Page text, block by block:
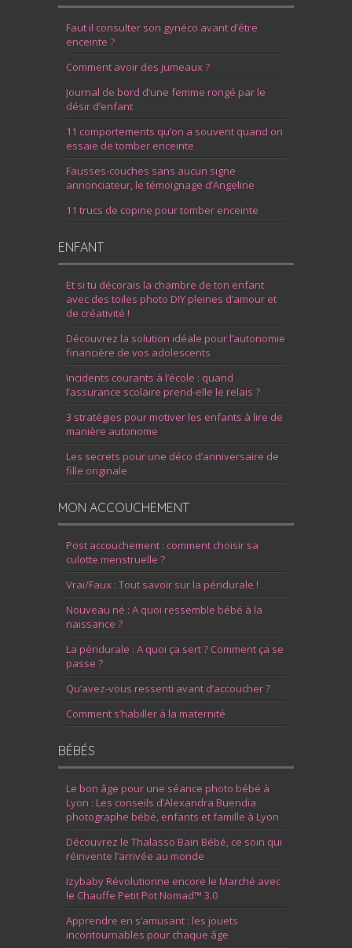
Faut il consulter son gynéco avant d’être
enceinte ?
Comment avoir des jumeaux ?
Journal de bord d’une femme rongé par le
désir d’enfant
11 comportements qu’on a souvent quand on
essaie de tomber enceinte
Fausses-couches sans aucun signe
annonciateur, le témoignage d’Angeline
11 trucs de copine pour tomber enceinte
ENFANT
Et si tu décorais la chambre de ton enfant
avec des toiles photo DIY pleines d’amour et
de créativité !
Découvrez la solution idéale pour l’autonomie
financière de vos adolescents
Incidents courants à l’école : quand
l’assurance scolaire prend-elle le relais ?
3 stratégies pour motiver les enfants à lire de
manière autonome
Les secrets pour une déco d’anniversaire de
fille originale
MON ACCOUCHEMENT
Post accouchement : comment choisir sa
culotte menstruelle ?
Vrai/Faux : Tout savoir sur la péridurale !
Nouveau né : A quoi ressemble bébé à la
naissance ?
La péridurale : A quoi ça sert ? Comment ça se
passe ?
Qu’avez-vous ressenti avant d’accoucher ?
Comment s’habiller à la maternité
BÉBÉS
Le bon âge pour une séance photo bébé à
Lyon : Les conseils d’Alexandra Buendia
photographe bébé, enfants et famille à Lyon
Découvrez le Thalasso Bain Bébé, ce soin qui
réinvente l’arrivée au monde
Izybaby Révolutionne encore le Marché avec
le Chauffe Petit Pot Nomad™ 3.0
Apprendre en s’amusant : les jouets
incontournables pour chaque âge